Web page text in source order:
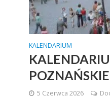
KALENDARIUM
5 Czerwca 2026